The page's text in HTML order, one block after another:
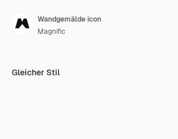
Wandgemälde icon
Magnific
Gleicher Stil